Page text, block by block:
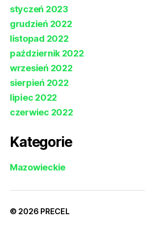
styczeń 2023
grudzień 2022
listopad 2022
październik 2022
wrzesień 2022
sierpień 2022
lipiec 2022
czerwiec 2022
Kategorie
Mazowieckie
© 2026 PRECEL